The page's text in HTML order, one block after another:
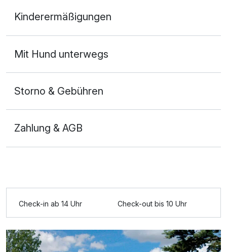
2 Erwachsene und 2 Kinder
Zusatznächte
Zusatznächte
Kinderermäßigungen
Mit Hund unterwegs
Storno & Gebühren
Zahlung & AGB
Check-in ab 14 Uhr Check-out bis 10 Uhr